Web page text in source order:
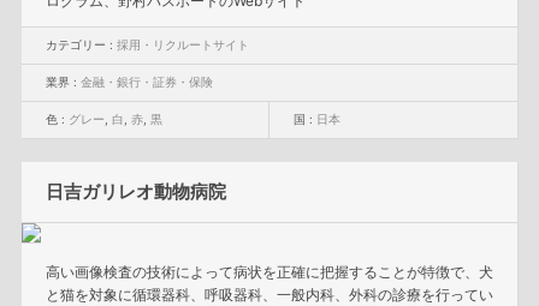
カテゴリー : 採用・リクルートサイト
業界 : 金融・銀行・証券・保険
色 : グレー 白 赤, 黒 国 : 日本
日吉ガリレオ動物病院
高い画像検査の技術によって病状を正確に把握することが特徴で、犬
と猫を対象に循環器科、呼吸器科、一般内科、外科の診療を行ってい